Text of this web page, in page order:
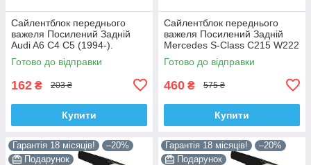
Сайлентблок переднього
важеля Посилений Задній
Audi A6 C4 C5 (1994-).
Верхній. Корея ACSUSS!
35379 , JBU138 , TD1062W
Готово до відправки
162 ₴ 203 ₴
Купити
Сайлентблок переднього
важеля Посилений Задній
Mercedes S-Class C215 W222
W220 V220 (1998-). Корея
ACSUSS! 28744 , TD4208W ,
Готово до відправки
460 ₴ 575 ₴
Купити
Гарантія 18 місяців!
–20%
Подарунок
Гарантія 18 місяців!
–20%
Подарунок